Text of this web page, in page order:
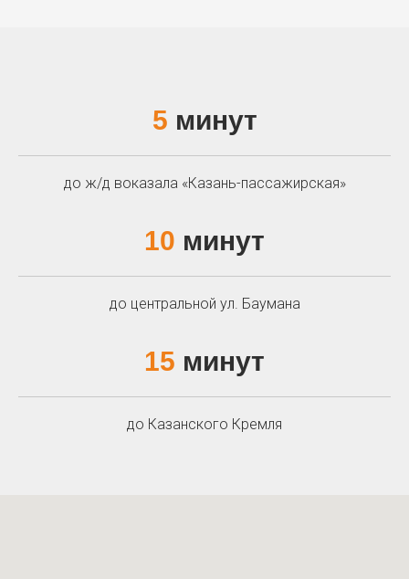
5 минут
до ж/д воказала «Казань-пассажирская»
10 минут
до центральной ул. Баумана
15 минут
до Казанского Кремля